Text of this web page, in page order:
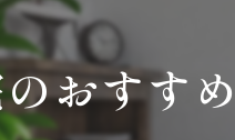
おすす